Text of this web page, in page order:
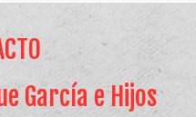
García e Hijos